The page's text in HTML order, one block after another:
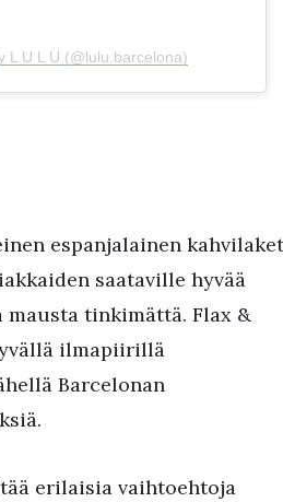
L U L U (@lulu.barcelona)
espanjalainen
saataville hyvää
mausta tinkimättä. Flax &
ilmapiirillä
Barcelonan
erilaisia vaihtoehtoja